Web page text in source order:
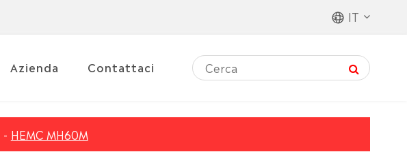
IT
Azienda Contattaci
HEMC MH60M